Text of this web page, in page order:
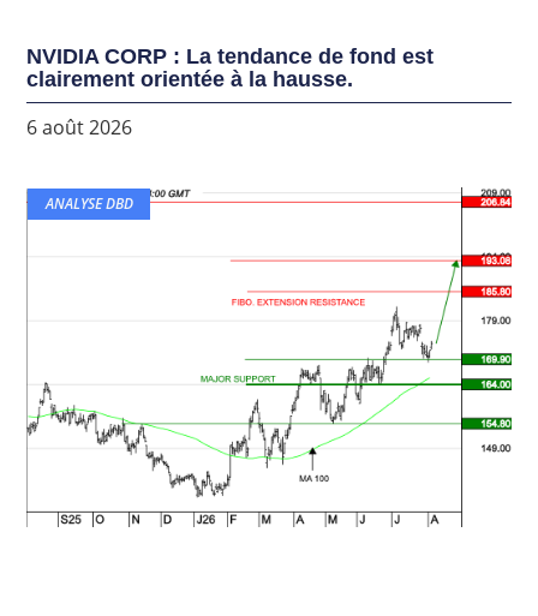
NVIDIA CORP : La tendance de fond est
clairement orientée à la hausse.
6 août 2026
ANALYSE DBD